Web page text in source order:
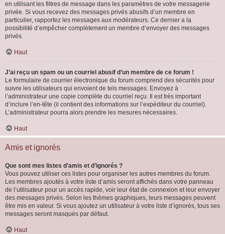
en utilisant les filtres de message dans les paramètres de votre messagerie
privée. Si vous recevez des messages privés abusifs d’un membre en
particulier, rapportez les messages aux modérateurs. Ce dernier a la
possibilité d’empêcher complètement un membre d’envoyer des messages
privés.
Haut
J’ai reçu un spam ou un courriel abusif d’un membre de ce forum !
Le formulaire de courrier électronique du forum comprend des sécurités pour
suivre les utilisateurs qui envoient de tels messages. Envoyez à
l’administrateur une copie complète du courriel reçu. Il est très important
d’inclure l’en-tête (il contient des informations sur l’expéditeur du courriel).
L’administrateur pourra alors prendre les mesures nécessaires.
Haut
Amis et ignorés
Que sont mes listes d’amis et d’ignorés ?
Vous pouvez utiliser ces listes pour organiser les autres membres du forum.
Les membres ajoutés à votre liste d’amis seront affichés dans votre panneau
de l’utilisateur pour un accès rapide, voir leur état de connexion et leur envoyer
des messages privés. Selon les thèmes graphiques, leurs messages peuvent
être mis en valeur. Si vous ajoutez un utilisateur à votre liste d’ignorés, tous ses
messages seront masqués par défaut.
Haut